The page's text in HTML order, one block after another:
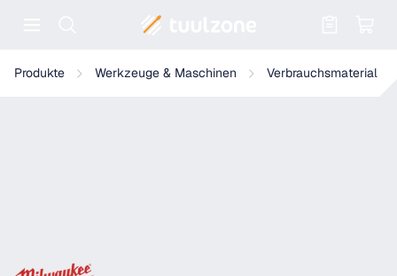
Produkte Werkzeuge & Maschinen Verbrauchsmaterial
Milwaukee - SDS MAX HAMMERBOHRER 16x540 - 1ST -